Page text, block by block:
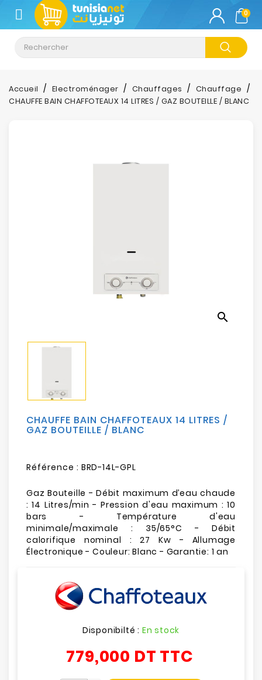
CATÉGORIE
Climatisation
Informatique
Mobilités
0
Accueil Electroménager Chauffages
Chauffage
CHAUFFE BAIN CHAFFOTEAUX 14 LITRES / GAZ BOUTEILLE / BLANC
search
CHAUFFE BAIN CHAFFOTEAUX 14 LITRES /
GAZ BOUTEILLE / BLANC
Référence : BRD-14L-GPL
Gaz Bouteille - Débit maximum d’eau chaude
: 14 Litres/min - Pression d'eau maximum : 10
bars - Température d'eau
minimale/maximale : 35/65°C - Débit
calorifique nominal : 27 Kw - Allumage
Électronique - Couleur: Blanc - Garantie: 1 an
Disponibilté : En stock
779,000 DT TTC